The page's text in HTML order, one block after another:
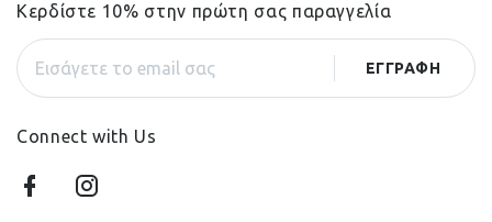
Κερδίστε 10% στην πρώτη σας παραγγελία
Connect with Us